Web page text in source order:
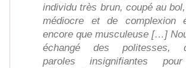
individu très brun, coupé au
médiocre et de complexion
encore que musculeuse […]
échangé des politesses,
paroles insignifiantes